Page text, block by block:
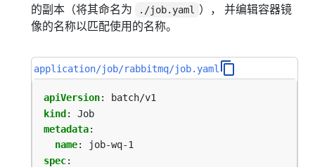
的副本（将其命名为 ./job.yaml
）， 并编辑容器镜
像的名称以匹配使用的名称。
application/job/rabbitmq/job.yaml
apiVersion:
batch/v1
kind :
Job
metadata:
name:
job-wq-1
spec: